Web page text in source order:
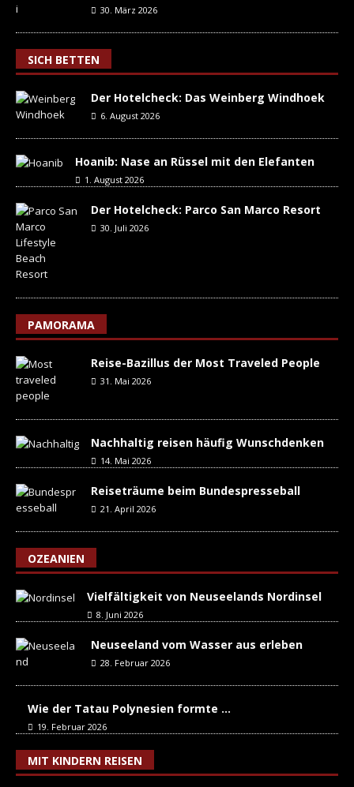
30. März 2026
SICH BETTEN
Der Hotelcheck: Das Weinberg Windhoek
6. August 2026
Hoanib: Nase an Rüssel mit den Elefanten
1. August 2026
Der Hotelcheck: Parco San Marco Resort
30. Juli 2026
PAMORAMA
Reise-Bazillus der Most Traveled People
31. Mai 2026
Nachhaltig reisen häufig Wunschdenken
14. Mai 2026
Reiseträume beim Bundespresseball
21. April 2026
OZEANIEN
Vielfältigkeit von Neuseelands Nordinsel
8. Juni 2026
Neuseeland vom Wasser aus erleben
28. Februar 2026
Wie der Tatau Polynesien formte …
19. Februar 2026
MIT KINDERN REISEN